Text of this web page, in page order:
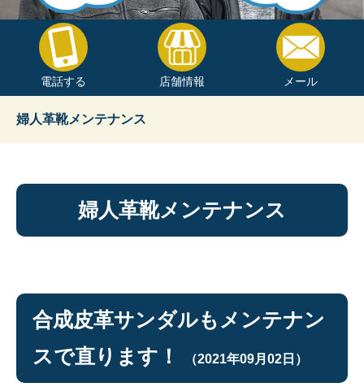
電話する 店舗情報 メール
婦人革靴メンテナンス
婦人革靴メンテナンス
合成皮革サンダルもメンテナン
スで直ります！
（2021年09月02日）